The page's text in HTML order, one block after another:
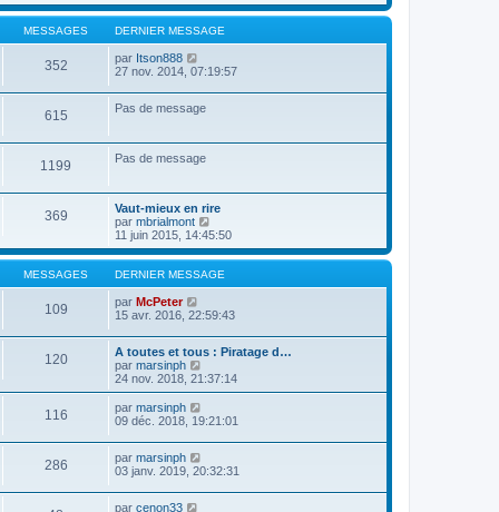
g
e
d
e
r
n
e
e
s
a
g
MESSAGES DERNIER MESSAGE
352 par Itson888
o
r
l
r
i
e
r
m
e
s
s
e
27 nov. 2014, 07:19:57
615 Pas de message
1199 Pas de message
369
Vaut-mieux en rire
par mbrialmont
o
i
r
l
e
e
n
r
m
s
a
e
11 juin 2015, 14:45:50
MESSAGES DERNIER MESSAGE
109 par McPeter
o
r
l
e
d
e
r
n
e
r
m
15 avr. 2016, 22:59:43
120
A toutes et tous : Piratage d…
par marsinph
o
i
l
d
r
i
24 nov. 2018, 21:37:14
116 par marsinph
o
r
e
09 déc. 2018, 19:21:01
286 par marsinph
o
r
03 janv. 2019, 20:32:31
par cenon33